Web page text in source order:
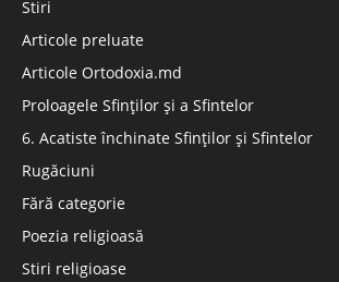
Stiri
Articole preluate
Articole Ortodoxia.md
Proloagele Sfinților și a Sfintelor
6. Acatiste închinate Sfinților și Sfintelor
Rugăciuni
Fără categorie
Poezia religioasă
Stiri religioase